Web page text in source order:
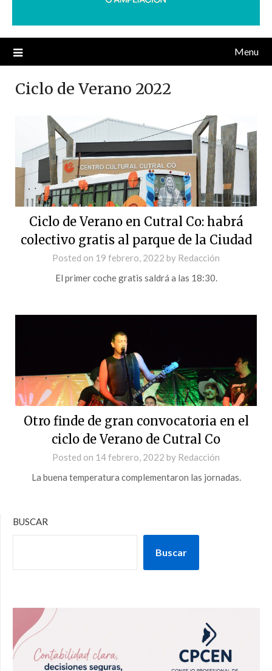
Menu
Ciclo de Verano 2022
Ciclo de Verano en Cutral Co: habrá
colectivo gratis al parque de la Ciudad
Posted on 19 febrero, 2022 by Redacción
El primer coche gratis saldrá a las 18:30.
Otro finde de gran convocatoria en el
ciclo de Verano de Cutral Co
Posted on 14 febrero, 2022 by Redacción
La buena temperatura complementaron las jornadas.
BUSCAR
Buscar